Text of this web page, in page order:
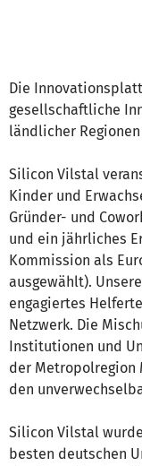
Die
gesellschaftliche
ländlicher
Silicon Vilstal
Kinder und
Gründer- und
und ein jährliches
Kommission als
ausgewählt).
engagiertes
Netzwerk. Die
Institutionen und
der Metropolregion
den
Silicon Vilstal
besten deutschen